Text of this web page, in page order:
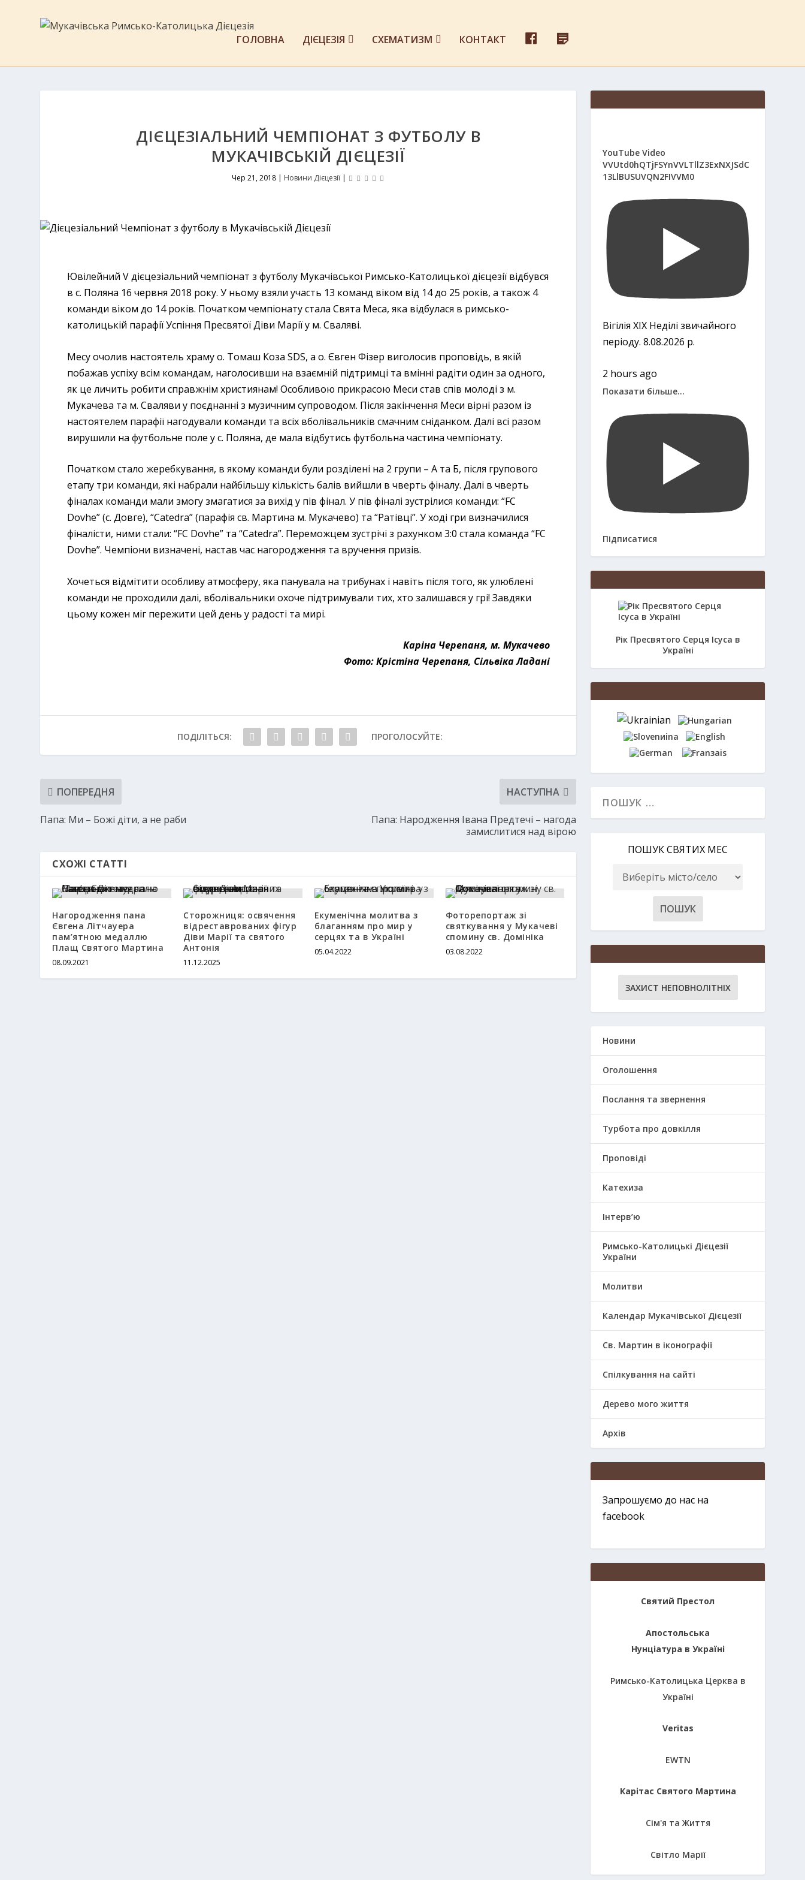
ГОЛОВНА ДІЄЦЕЗІЯ СХЕМАТИЗМ КОНТАКТ
E
Д
С
ДІЄЦЕЗІАЛЬНИЙ ЧЕМПІОНАТ З ФУТБОЛУ В
МУКАЧІВСЬКІЙ ДІЄЦЕЗІЇ
Чер 21, 2018| Новини Дієцезії|
Ювілейний V дієцезіальний чемпіонат з футболу Мукачівської Римсько-Католицької дієцезії відбувся
в с. Поляна 16 червня 2018 року. У ньому взяли участь 13 команд віком від 14 до 25 років, а також 4
команди віком до 14 років. Початком чемпіонату стала Свята Меса, яка відбулася в римсько-
католицькій парафії Успіння Пресвятої Діви Марії у м. Сваляві.
Месу очолив настоятель храму о. Томаш Коза SDS, а о. Євген Фізер виголосив проповідь, в якій
побажав успіху всім командам, наголосивши на взаємній підтримці та вмінні радіти один за одного,
як це личить робити справжнім християнам! Особливою прикрасою Меси став спів молоді з м.
Мукачева та м. Сваляви у поєднанні з музичним супроводом. Після закінчення Меси вірні разом із
настоятелем парафії нагодували команди та всіх вболівальників смачним сніданком. Далі всі разом
вирушили на футбольне поле у с. Поляна, де мала відбутись футбольна частина чемпіонату.
Початком стало жеребкування, в якому команди були розділені на 2 групи – А та Б, після групового
етапу три команди, які набрали найбільшу кількість балів вийшли в чверть фіналу. Далі в чверть
фіналах команди мали змогу змагатися за вихід у пів фінал. У пів фіналі зустрілися команди: “FC
Dovhe” (с. Довге), “Catedra” (парафія св. Мартина м. Мукачево) та “Ратівці”. У ході гри визначилися
фіналісти, ними стали: “FC Dovhe” та “Catedra”. Переможцем зустрічі з рахунком 3:0 стала команда “FC
Dovhe”. Чемпіони визначені, настав час нагородження та вручення призів.
Хочеться відмітити особливу атмосферу, яка панувала на трибунах і навіть після того, як улюблені
команди не проходили далі, вболівальники охоче підтримували тих, хто залишався у грі! Завдяки
цьому кожен міг пережити цей день у радості та мирі.
Каріна Черепаня, м. Мукачево
Фото: Крістіна Черепаня, Сільвіка Ладані
ПОДІЛІТЬСЯ: ПРОГОЛОСУЙТЕ:
ПОПЕРЕДНЯ
Папа: Ми – Божі діти, а не раби
НАСТУПНА
Папа: Народження Івана Предтечі – нагода
замислитися над вірою
СХОЖІ СТАТТІ
Нагородження пана
Євгена Літчауера
пам’ятною медаллю
Плащ Святого Мартина
08.09.2021
Сторожниця: освячення
відреставрованих фігур
Діви Марії та святого
Антонія
11.12.2025
Екуменічна молитва з
благанням про мир у
серцях та в Україні
05.04.2022
Фоторепортаж зі
святкування у Мукачеві
спомину св. Домініка
03.08.2022
YouTube Video
VVUtd0hQTjFSYnVVLTllZ3ExNXJSdC
13LlBUSUVQN2FIVVM0
Вігілія ХІХ Неділі звичайного
періоду. 8.08.2026 р.
2 hours ago
Показати більше...
Підписатися
Рік Пресвятого Серця Ісуса в
Україні
ПОШУК СВЯТИХ МЕС
ЗАХИСТ НЕПОВНОЛІТНІХ
Новини
Оголошення
Послання та звернення
Турбота про довкілля
Проповіді
Катехиза
Інтерв’ю
Римсько-Католицькі Дієцезії
України
Молитви
Календар Мукачівської Дієцезії
Св. Мартин в іконографії
Спілкування на сайті
Дерево мого життя
Архів
Запрошуємо до нас на
facebook
Святий Престол
Апостольська
Нунціатура в Україні
Римсько-Католицька Церква в
Україні
Veritas
EWTN
Карітас Святого Мартина
Сім'я та Життя
Світло Марії